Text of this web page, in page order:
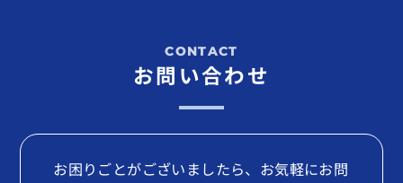
お問い合わせ
お困りごとがございましたら、お気軽にお問